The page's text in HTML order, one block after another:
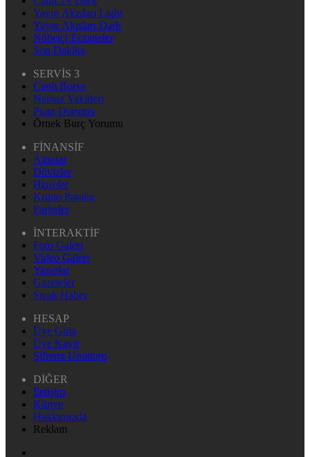
Yayın Akışları Light
Yayın Akışları Dark
Nöbetçi Eczaneler
Son Dakika
SERVİS 3
Canlı Borsa
Namaz Vakitleri
Puan Durumu
Örnek Burç Yorumu
FİNANSİF
Altınlar
Dövizler
Hisseler
Kripto Paralar
Pariteler
İNTERAKTİF
Foto Galeri
Video Galeri
Yazarlar
Gazeteler
Sıcak Haber
HESAP
Üye Giriş
Üye Kayıt
Şifremi Unuttum
DİĞER
İletişim
Künye
Hakkımızda
Reklam